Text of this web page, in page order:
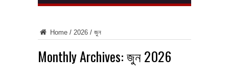
Home / 2026 / জুন
Monthly Archives:জুন 2026